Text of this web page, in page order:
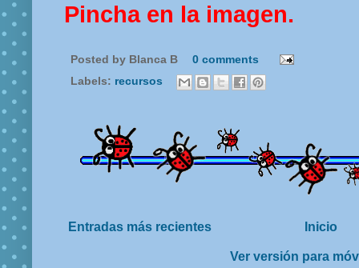
Pincha en la imagen.
Posted by Blanca B
0 comments
Labels: recursos
Entradas más recientes Inicio
Ver versión para